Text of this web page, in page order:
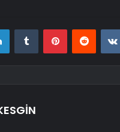
LinkedInTumblr PinterestReddit